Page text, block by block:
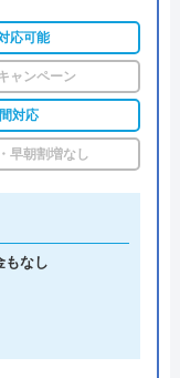
け付けておりま
対応しているの
にご相談くださ
応可能
ャンペーン
対応
早朝割増なし
もなし